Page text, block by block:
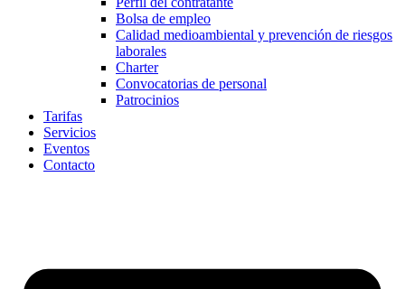
Bolsa de empleo
Calidad medioambiental y prevención de riesgos
laborales
Charter
Convocatorias de personal
Patrocinios
Tarifas
Servicios
Eventos
Contacto